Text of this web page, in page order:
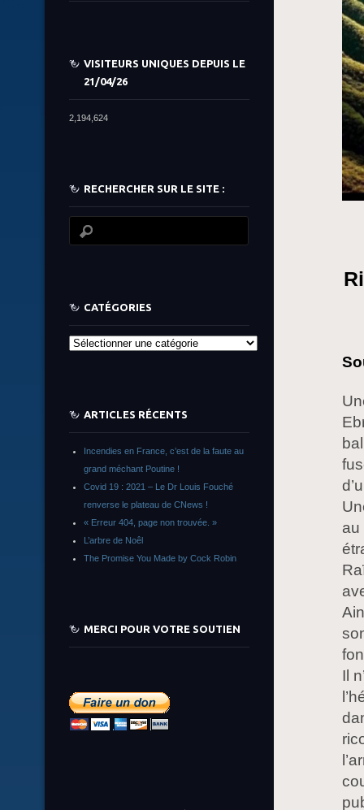
au
Il
VISITEURS UNIQUES DEPUIS LE
21/04/26
2,194,624
RECHERCHER SUR LE SITE :
CATÉGORIES
Catégories
ARTICLES RÉCENTS
Incendies en France, c’est de la faute au
grand méchant Poutine !
Covid 19 : 2021 – Le Dr Louis Fouché
renverse le plateau de CNews !
« Erreur 404, page non trouvée. »
L’arbre de Noêl
The Promise You Made by Cock Robin
MERCI POUR VOTRE SOUTIEN